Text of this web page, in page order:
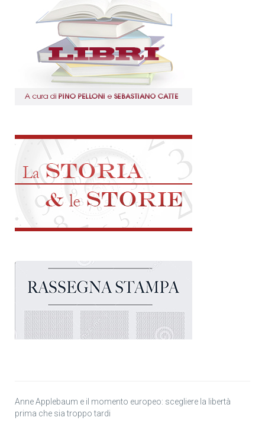
Anne Applebaum e il momento europeo: scegliere la libertà
prima che sia troppo tardi